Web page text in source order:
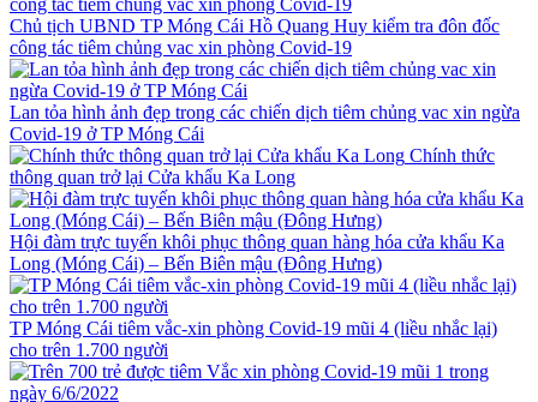
Chủ tịch UBND TP Móng Cái Hồ Quang Huy kiểm tra đôn đốc
công tác tiêm chủng vac xin phòng Covid-19
Lan tỏa hình ảnh đẹp trong các chiến dịch tiêm chủng vac xin ngừa
Covid-19 ở TP Móng Cái
Chính thức
thông quan trở lại Cửa khẩu Ka Long
Hội đàm trực tuyến khôi phục thông quan hàng hóa cửa khẩu Ka
Long (Móng Cái) – Bến Biên mậu (Đông Hưng)
TP Móng Cái tiêm vắc-xin phòng Covid-19 mũi 4 (liều nhắc lại)
cho trên 1.700 người